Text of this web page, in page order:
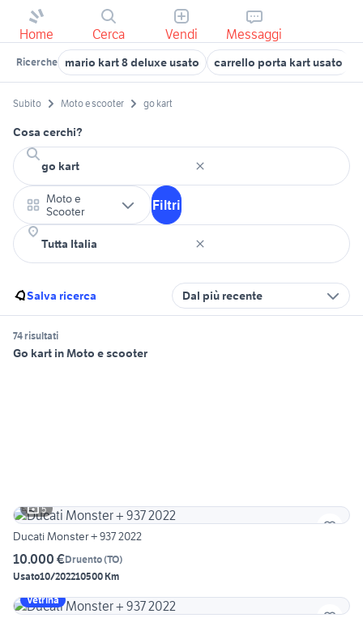
Home Cerca Vendi Messaggi
Ricerche mario kart 8 deluxe usato carrello porta kart usato
Subito Moto e scooter go kart
Cosa cerchi?
Moto e
Scooter
Filtri
Salva ricerca Dal più recente
74 risultati
Go kart in Moto e scooter
5
Ducati Monster + 937 2022
10.000 €Druento(TO)
Usato10/202210500 Km
Vetrina